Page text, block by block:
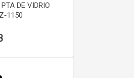
DE VIDRIO
1150